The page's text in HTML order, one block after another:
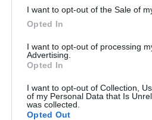
I want to opt-out of the Sale of
Opted In
I want to opt-out of processing
Advertising.
Opted In
I want to opt-out of Collection,
of my Personal Data that Is
was collected.
Opted Out